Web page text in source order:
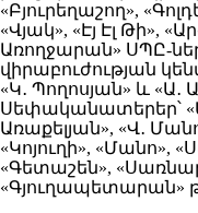
«Բյուրեղաշող»,
«Վյակ», «Էյ Էլ Թի»,
Առողջարան» ՍՊԸ-
վիրաբուժության
«Կ․ Պողոսյան» և «Ա․
Սեփականատերեր՝
Առաքելյան», «Վ․
«Կոյուղի», «Մանո»,
«Գետաշեն»,
«Գյուղապետարան»